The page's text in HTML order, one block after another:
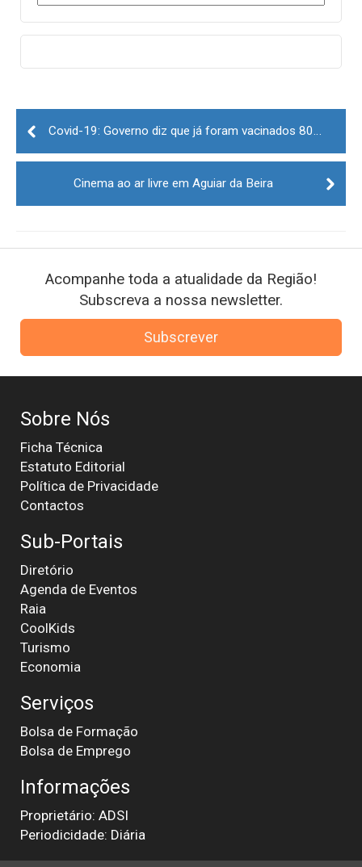
Post
navigation
Cinema ao ar livre em Aguiar da Beira
Acompanhe toda a atualidade da Região!
Subscreva a nossa newsletter.
Subscrever
Sobre Nós
Ficha Técnica
Estatuto Editorial
Política de Privacidade
Contactos
Sub-Portais
Diretório
Agenda de Eventos
Raia
CoolKids
Turismo
Economia
Serviços
Bolsa de Formação
Bolsa de Emprego
Informações
Proprietário: ADSI
Periodicidade: Diária